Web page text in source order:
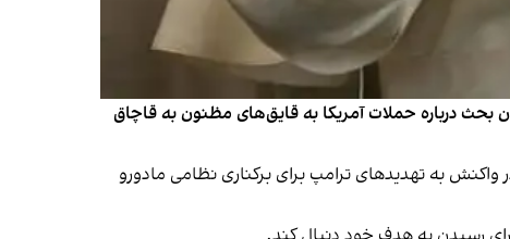
بحث درباره حملات آمریکا به قایق‌های مظنون به قاچاق
به ترکیه و لبنان در واکنش به تهدیدهای ترامپ برای برکناری نظامی مادورو